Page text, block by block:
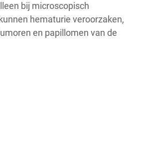
bij microscopisch
hematurie veroorzaken,
en papillomen van de